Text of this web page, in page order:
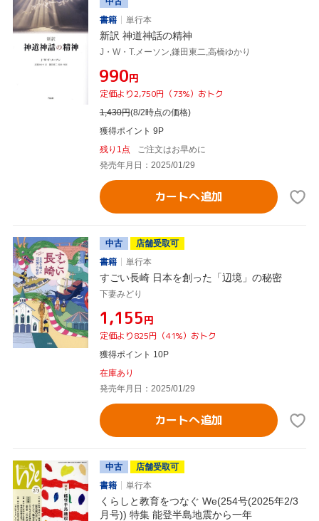
書籍
単行本
新訳 神道神話の精神
J・W・T.メーソン,鎌田東二,高橋ゆかり
¥990円
定価より2,750円（73%）おトク
1,430円(8/2時点の価格)
獲得ポイント 9P
残り1点
ご注文はお早めに
発売年月日：2025/01/29
カートへ追加
中古
店舗受取可
書籍
単行本
すごい長崎 日本を創った「辺境」の秘密
下妻みどり
¥1,155円
定価より825円（41%）おトク
獲得ポイント 10P
在庫あり
発売年月日：2025/01/29
カートへ追加
中古
店舗受取可
書籍
単行本
くらしと教育をつなぐ We(254号(2025年2/3
月号)) 特集 能登半島地震から一年